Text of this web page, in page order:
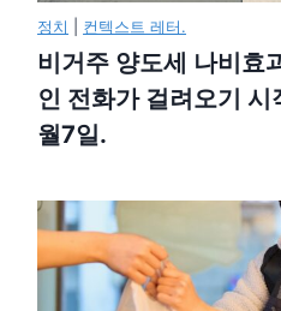
정치 컨텍스트 레터.
비거주 양도세 나비효
인 전화가 걸려오기
월7일.